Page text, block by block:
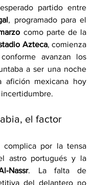
, programado para el
como parte de la
Azteca, comienza
avanzan los
a ser una noche
afición mexicana hoy
el factor
complica por la tensa
astro portugués y la
Nassr. La falta de
del delantero no